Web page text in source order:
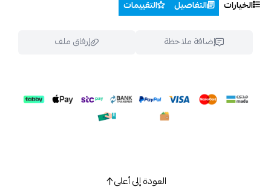
الخيارات التفاصيل التقييمات
إضافة ملاحظة إرفاق ملف
اسحب و افلت الملف هنا
العودة إلى أعلى